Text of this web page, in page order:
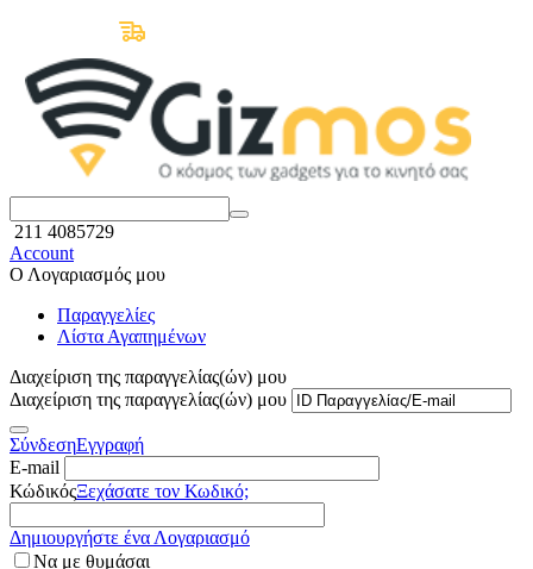
211 4085729
Account
Ο Λογαριασμός μου
Παραγγελίες
Λίστα Αγαπημένων
Διαχείριση της παραγγελίας(ών) μου
Διαχείριση της παραγγελίας(ών) μου
ΣύνδεσηΕγγραφή
E-mail
ΚώδικόςΞεχάσατε τον Κωδικό;
Δημιουργήστε ένα Λογαριασμό
Να με θυμάσαι